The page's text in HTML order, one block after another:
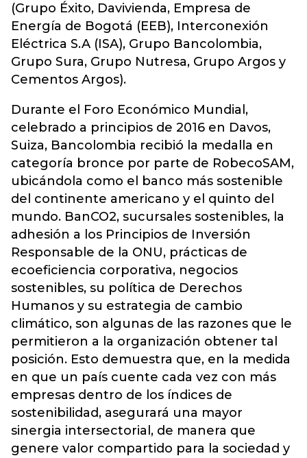
(Grupo Éxito, Davivienda, Empresa de
Energía de Bogotá (EEB), Interconexión
Eléctrica S.A (ISA), Grupo Bancolombia,
Grupo Sura, Grupo Nutresa, Grupo Argos y
Cementos Argos).
Durante el Foro Económico Mundial,
celebrado a principios de 2016 en Davos,
Suiza, Bancolombia recibió la medalla en
categoría bronce por parte de RobecoSAM,
ubicándola como el banco más sostenible
del continente americano y el quinto del
mundo. BanCO2, sucursales sostenibles, la
adhesión a los Principios de Inversión
Responsable de la ONU, prácticas de
ecoeficiencia corporativa, negocios
sostenibles, su política de Derechos
Humanos y su estrategia de cambio
climático, son algunas de las razones que le
permitieron a la organización obtener tal
posición. Esto demuestra que, en la medida
en que un país cuente cada vez con más
empresas dentro de los índices de
sostenibilidad, asegurará una mayor
sinergia intersectorial, de manera que
genere valor compartido para la sociedad y